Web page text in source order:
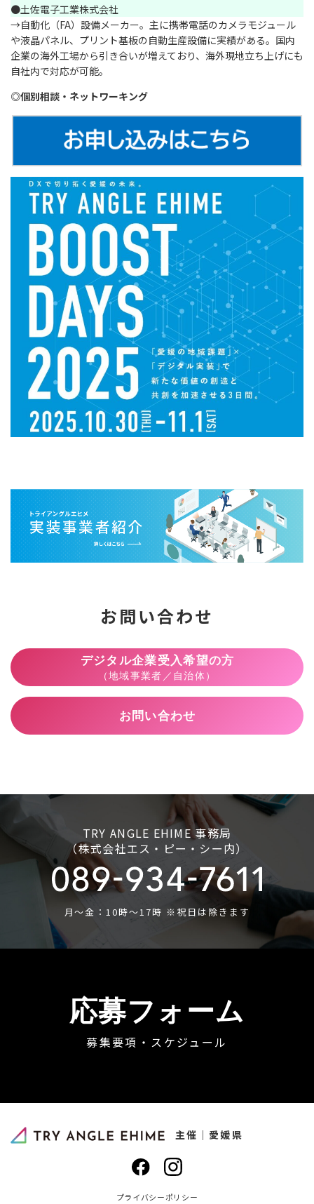
●土佐電子工業株式会社
→自動化（FA）設備メーカー。主に携帯電話のカメラモジュール
や液晶パネル、プリント基板の自動生産設備に実績がある。国内
企業の海外工場から引き合いが増えており、海外現地立ち上げにも
自社内で対応が可能。
◎個別相談・ネットワーキング
お問い合わせ
デジタル企業受入希望の方
（地域事業者／自治体）
お問い合わせ
TRY ANGLE EHIME 事務局
（株式会社エス・ピー・シー内）
月〜金：10時〜17時 ※祝日は除きます
応募フォーム
募集要項・スケジュール
主催｜愛媛県
プライバシーポリシー